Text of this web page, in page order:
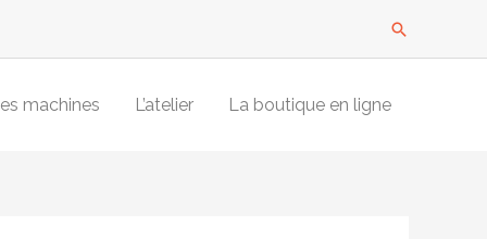
machines L’atelier La boutique en ligne